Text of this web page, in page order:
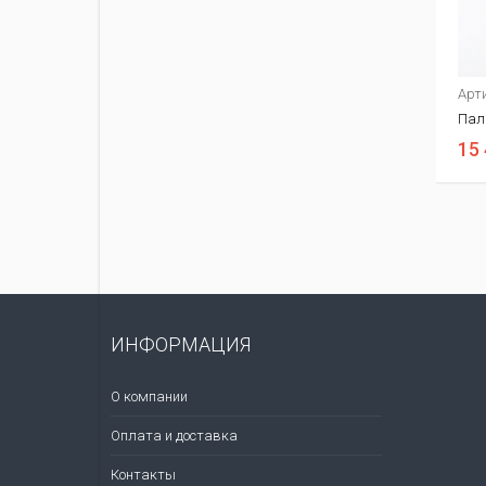
15
ИНФОРМАЦИЯ
О компании
Оплата и доставка
Контакты